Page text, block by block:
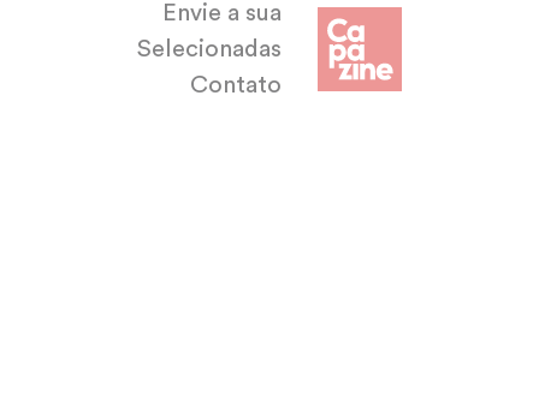
Envie a sua
Selecionadas
Contato